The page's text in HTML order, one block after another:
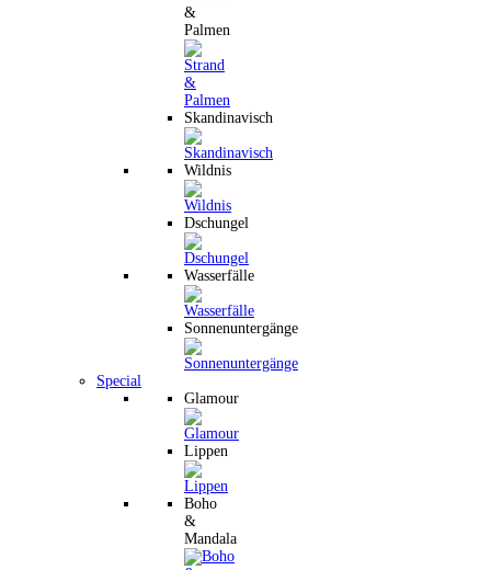
&
Palmen
Skandinavisch
Wildnis
Dschungel
Wasserfälle
Sonnenuntergänge
Special
Glamour
Lippen
Boho
&
Mandala